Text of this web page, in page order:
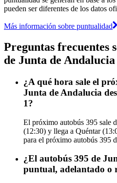
pueden ser diferentes de los datos
Más información sobre puntualidad
Preguntas frecuentes
de Junta de Andalucia
¿A qué hora sale el
Junta de Andalucia
1?
El próximo autobús 395 sale
(12:30) y llega a Quéntar
para el próximo autobús 395
¿El autobús 395 de
puntual, adelantado o